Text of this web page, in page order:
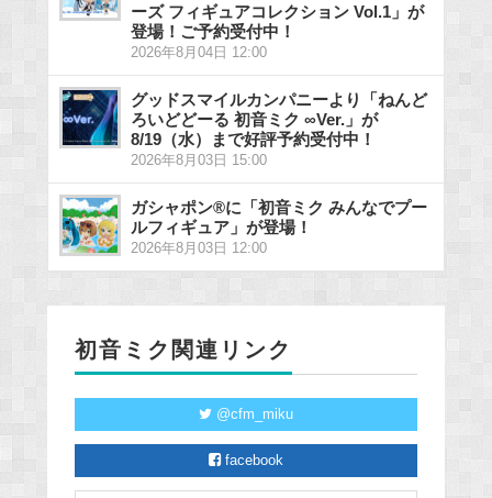
ーズ フィギュアコレクション Vol.1」が
登場！ご予約受付中！
2026年8月04日 12:00
グッドスマイルカンパニーより「ねんど
ろいどどーる 初音ミク ∞Ver.」が
8/19（水）まで好評予約受付中！
2026年8月03日 15:00
ガシャポン®に「初音ミク みんなでプー
ルフィギュア」が登場！
2026年8月03日 12:00
初音ミク関連リンク
@cfm_miku
facebook